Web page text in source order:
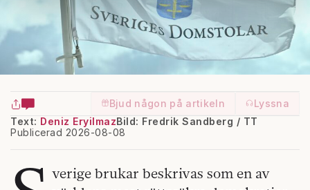
information som du har tillhandahållit eller som de har
samlat in när du har använt deras tjänster.
Om du vill läsa mer om hur vi hanterar personuppgifter
kan du göra det
Bjud någon på artikeln
Lyssna
Text: Deniz Eryilmaz
Publicerad 2026-08-08
Bild: Fredrik Sandberg / TT
verige brukar beskrivas som en av